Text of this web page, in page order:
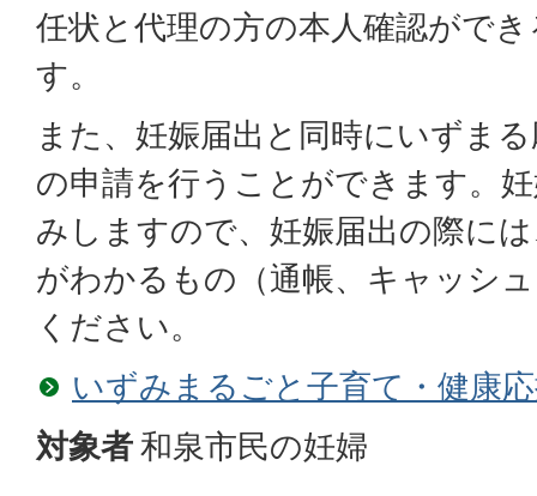
任状と代理の方の本人確認がで
す。
また、妊娠届出と同時にいずま
の申請を行うことができます。
みしますので、妊娠届出の際に
がわかるもの（通帳、キャッシ
ください。
いずみまるごと子育て・健康
対象者和泉市民の妊婦